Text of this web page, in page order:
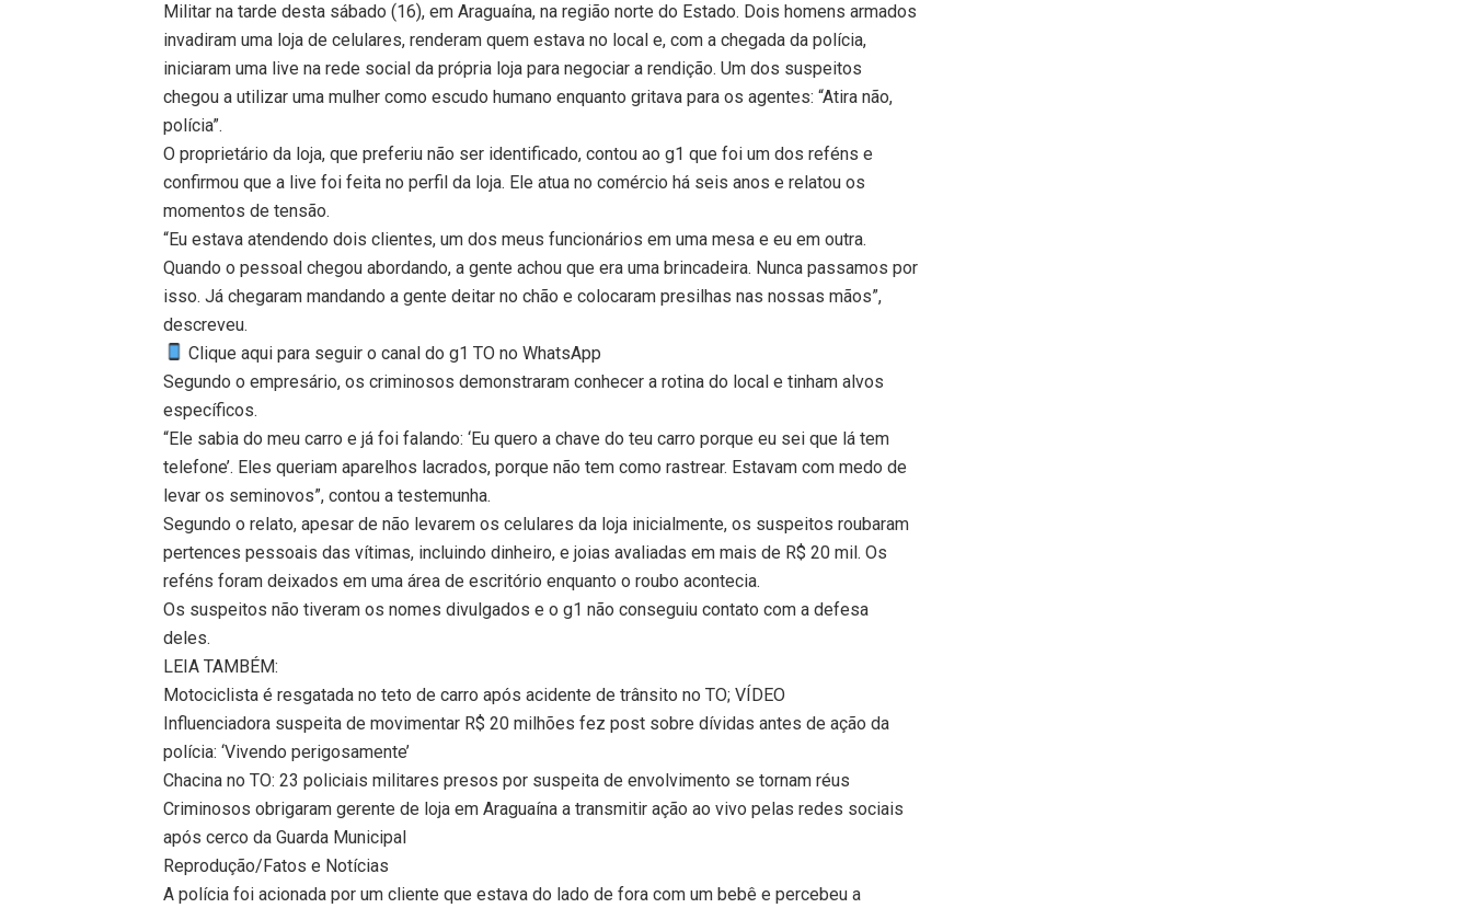
Militar na tarde desta sábado (16), em Araguaína, na região norte do Estado. Dois homens armados
invadiram uma loja de celulares, renderam quem estava no local e, com a chegada da polícia,
iniciaram uma live na rede social da própria loja para negociar a rendição. Um dos suspeitos
chegou a utilizar uma mulher como escudo humano enquanto gritava para os agentes: “Atira não,
polícia”.
O proprietário da loja, que preferiu não ser identificado, contou ao g1 que foi um dos reféns e
confirmou que a live foi feita no perfil da loja. Ele atua no comércio há seis anos e relatou os
momentos de tensão.
“Eu estava atendendo dois clientes, um dos meus funcionários em uma mesa e eu em outra.
Quando o pessoal chegou abordando, a gente achou que era uma brincadeira. Nunca passamos por
isso. Já chegaram mandando a gente deitar no chão e colocaram presilhas nas nossas mãos”,
descreveu.
Clique aqui para seguir o canal do g1 TO no WhatsApp
Segundo o empresário, os criminosos demonstraram conhecer a rotina do local e tinham alvos
específicos.
“Ele sabia do meu carro e já foi falando: ‘Eu quero a chave do teu carro porque eu sei que lá tem
telefone’. Eles queriam aparelhos lacrados, porque não tem como rastrear. Estavam com medo de
levar os seminovos”, contou a testemunha.
Segundo o relato, apesar de não levarem os celulares da loja inicialmente, os suspeitos roubaram
pertences pessoais das vítimas, incluindo dinheiro, e joias avaliadas em mais de R$ 20 mil. Os
reféns foram deixados em uma área de escritório enquanto o roubo acontecia.
Os suspeitos não tiveram os nomes divulgados e o g1 não conseguiu contato com a defesa
deles.
LEIA TAMBÉM:
Motociclista é resgatada no teto de carro após acidente de trânsito no TO; VÍDEO
Influenciadora suspeita de movimentar R$ 20 milhões fez post sobre dívidas antes de ação da
polícia: ‘Vivendo perigosamente’
Chacina no TO: 23 policiais militares presos por suspeita de envolvimento se tornam réus
Criminosos obrigaram gerente de loja em Araguaína a transmitir ação ao vivo pelas redes sociais
após cerco da Guarda Municipal
Reprodução/Fatos e Notícias
A polícia foi acionada por um cliente que estava do lado de fora com um bebê e percebeu a